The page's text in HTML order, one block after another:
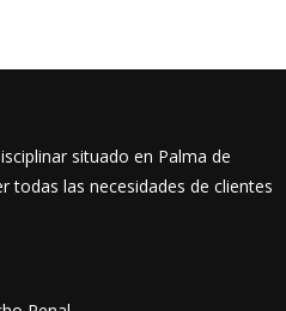
situado en Palma de
todas las necesidades de clientes